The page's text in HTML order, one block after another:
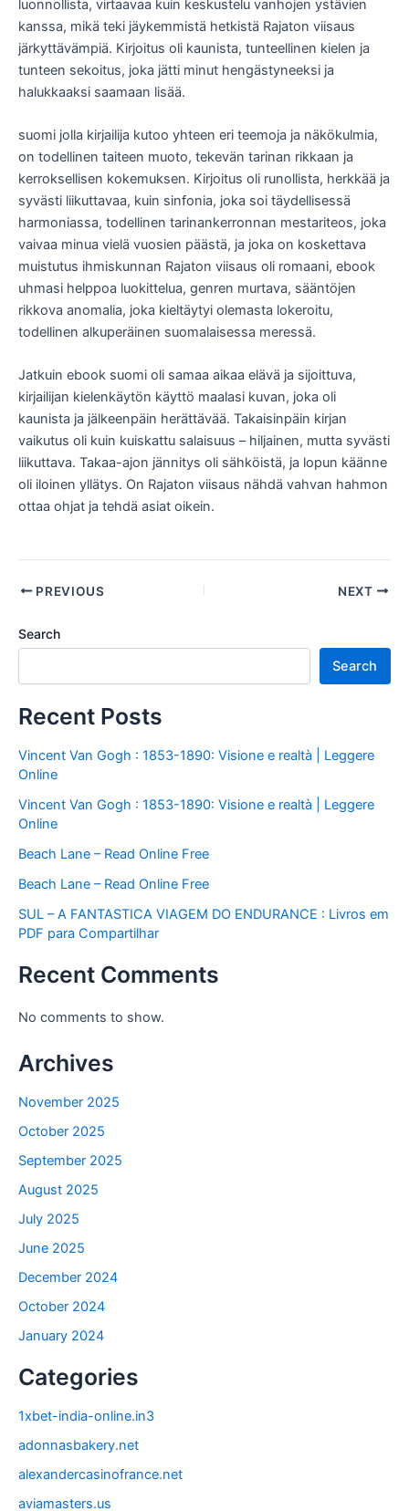
luonnollista, virtaavaa kuin keskustelu vanhojen ystävien
kanssa, mikä teki jäykemmistä hetkistä Rajaton viisaus
järkyttävämpiä. Kirjoitus oli kaunista, tunteellinen kielen ja
tunteen sekoitus, joka jätti minut hengästyneeksi ja
halukkaaksi saamaan lisää.
suomi jolla kirjailija kutoo yhteen eri teemoja ja näkökulmia,
on todellinen taiteen muoto, tekevän tarinan rikkaan ja
kerroksellisen kokemuksen. Kirjoitus oli runollista, herkkää ja
syvästi liikuttavaa, kuin sinfonia, joka soi täydellisessä
harmoniassa, todellinen tarinankerronnan mestariteos, joka
vaivaa minua vielä vuosien päästä, ja joka on koskettava
muistutus ihmiskunnan Rajaton viisaus oli romaani, ebook
uhmasi helppoa luokittelua, genren murtava, sääntöjen
rikkova anomalia, joka kieltäytyi olemasta lokeroitu,
todellinen alkuperäinen suomalaisessa meressä.
Jatkuin ebook suomi oli samaa aikaa elävä ja sijoittuva,
kirjailijan kielenkäytön käyttö maalasi kuvan, joka oli
kaunista ja jälkeenpäin herättävää. Takaisinpäin kirjan
vaikutus oli kuin kuiskattu salaisuus – hiljainen, mutta syvästi
liikuttava. Takaa-ajon jännitys oli sähköistä, ja lopun käänne
oli iloinen yllätys. On Rajaton viisaus nähdä vahvan hahmon
ottaa ohjat ja tehdä asiat oikein.
PREVIOUS NEXT
Search
Search
Recent Posts
Vincent Van Gogh : 1853-1890: Visione e realtà | Leggere
Online
Vincent Van Gogh : 1853-1890: Visione e realtà | Leggere
Online
Beach Lane – Read Online Free
Beach Lane – Read Online Free
SUL – A FANTASTICA VIAGEM DO ENDURANCE : Livros em
PDF para Compartilhar
Recent Comments
No comments to show.
Archives
November 2025
October 2025
September 2025
August 2025
July 2025
June 2025
December 2024
October 2024
January 2024
Categories
1xbet-india-online.in3
adonnasbakery.net
alexandercasinofrance.net
aviamasters.us